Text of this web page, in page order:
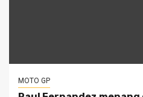
MOTO GP